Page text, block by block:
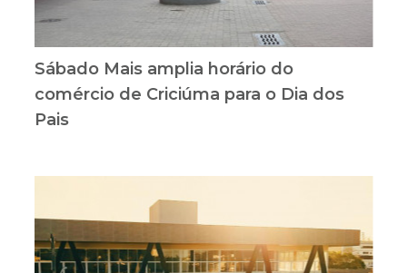
Sábado Mais amplia horário do
comércio de Criciúma para o Dia dos
Pais